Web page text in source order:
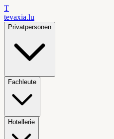
T
tevaxia.lu
Privatpersonen
Fachleute
Hotellerie